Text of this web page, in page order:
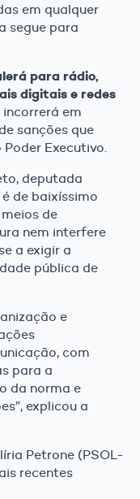
em qualquer
segue para
para rádio,
digitais e redes
em
sanções que
Executivo.
deputada
de baixíssimo
de
nem interfere
a exigir a
pública de
e
com
para a
da norma e
explicou a
Petrone (PSOL-
recentes